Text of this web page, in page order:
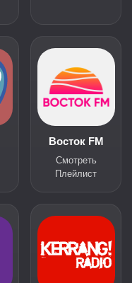
Восток FM
Смотреть
Плейлист